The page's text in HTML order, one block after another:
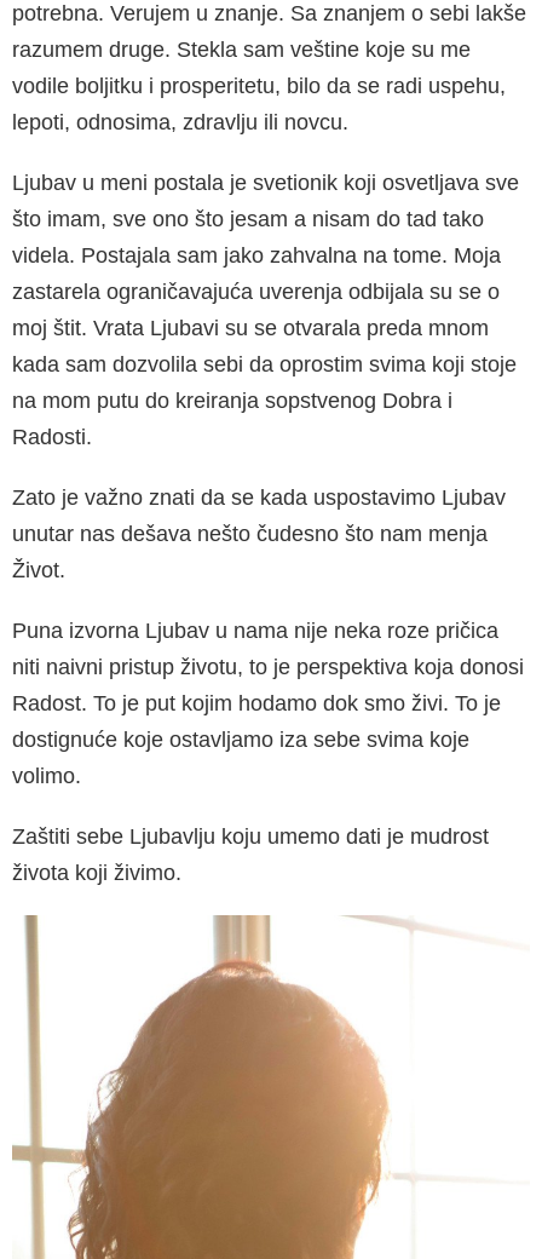
potrebna. Verujem u znanje. Sa znanjem o sebi lakše
razumem druge. Stekla sam veštine koje su me
vodile boljitku i prosperitetu, bilo da se radi uspehu,
lepoti, odno­sima, zdravlju ili novcu.
Ljubav u meni postala je svetionik koji osvetljava sve
što imam, sve ono što jesam a nisam do tad tako
videla. Postajala sam jako zahvalna na tome. Moja
zastarela ograničavajuća uverenja odbijala su se o
moj štit. Vrata Ljubavi su se otvarala pre­da mnom
kada sam dozvolila sebi da oprostim svima koji stoje
na mom putu do kreiranja sop­stvenog Dobra i
Radosti.
Zato je važno znati da se kada uspostavimo Lju­bav
unutar nas dešava nešto čudesno što nam menja
Život.
Puna izvorna Ljubav u nama nije neka roze priči­ca
niti naivni pristup životu, to je perspektiva koja donosi
Radost. To je put kojim hodamo dok smo živi. To je
dostignuće koje ostavljamo iza sebe svima koje
volimo.
Zaštiti sebe Ljubavlju koju umemo dati je mudrost
života koji živimo.